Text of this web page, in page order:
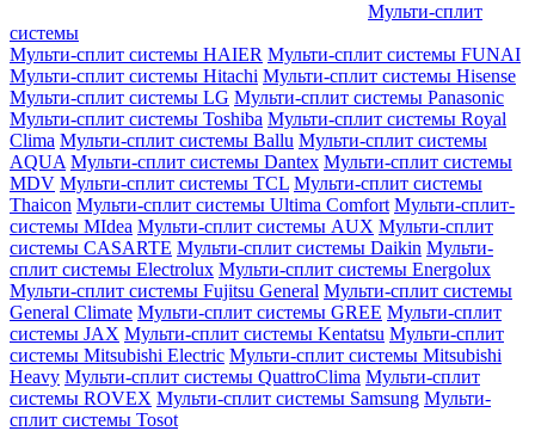
Мульти-сплит
системы
Мульти-сплит системы HAIER Мульти-сплит системы FUNAI
Мульти-сплит системы Hitachi Мульти-сплит системы Hisense
Мульти-сплит системы LG Мульти-сплит системы Panasonic
Мульти-сплит системы Toshiba Мульти-сплит системы Royal
Clima Мульти-сплит системы Ballu Мульти-сплит системы
AQUA Мульти-сплит системы Dantex Мульти-сплит системы
MDV Мульти-сплит системы TCL Мульти-сплит системы
Thaicon Мульти-сплит системы Ultima Comfort Мульти-сплит-
системы MIdea Мульти-сплит системы AUX Мульти-сплит
системы CASARTE Мульти-сплит системы Daikin Мульти-
сплит системы Electrolux Мульти-сплит системы Energolux
Мульти-сплит системы Fujitsu General Мульти-сплит системы
General Climate Мульти-сплит системы GREE Мульти-сплит
системы JAX Мульти-сплит системы Kentatsu Мульти-сплит
системы Mitsubishi Electric Мульти-сплит системы Mitsubishi
Heavy Мульти-сплит системы QuattroClima Мульти-сплит
системы ROVEX Мульти-сплит системы Samsung Мульти-
сплит системы Tosot